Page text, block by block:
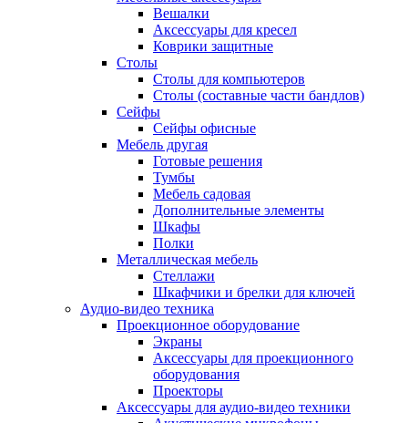
Вешалки
Аксессуары для кресел
Коврики защитные
Столы
Столы для компьютеров
Столы (составные части бандлов)
Сейфы
Сейфы офисные
Мебель другая
Готовые решения
Тумбы
Мебель садовая
Дополнительные элементы
Шкафы
Полки
Металлическая мебель
Стеллажи
Шкафчики и брелки для ключей
Аудио-видео техника
Проекционное оборудование
Экраны
Аксессуары для проекционного
оборудования
Проекторы
Аксессуары для аудио-видео техники